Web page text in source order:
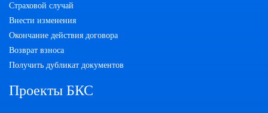
Страховой случай
Внести изменения
Окончание действия договора
Возврат взноса
Получить дубликат документов
Проекты БКС